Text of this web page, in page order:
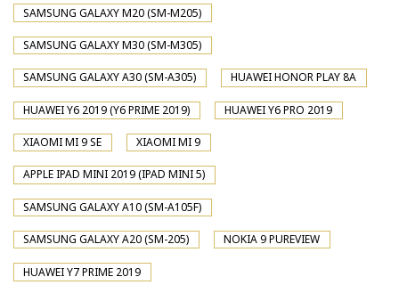
SAMSUNG GALAXY M20 (SM-M205)
SAMSUNG GALAXY M30 (SM-M305)
SAMSUNG GALAXY A30 (SM-A305) HUAWEI HONOR PLAY 8A
HUAWEI Y6 2019 (Y6 PRIME 2019) HUAWEI Y6 PRO 2019
XIAOMI MI 9 SE XIAOMI MI 9
APPLE IPAD MINI 2019 (IPAD MINI 5)
SAMSUNG GALAXY A10 (SM-A105F)
SAMSUNG GALAXY A20 (SM-205) NOKIA 9 PUREVIEW
HUAWEI Y7 PRIME 2019